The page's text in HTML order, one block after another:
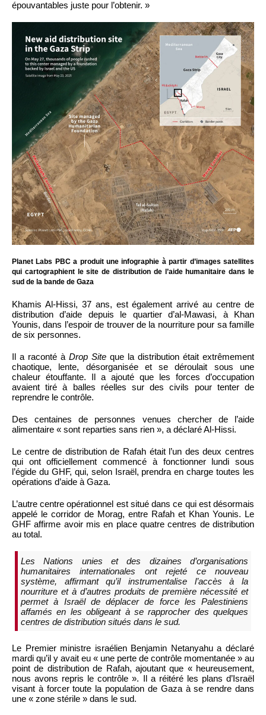
épouvantables juste pour l’obtenir. »
Planet Labs PBC a produit une infographie à partir d’images satellites
qui cartographient le site de distribution de l’aide humanitaire dans le
sud de la bande de Gaza
Khamis Al-Hissi, 37 ans, est également arrivé au centre de
distribution d’aide depuis le quartier d’al-Mawasi, à Khan
Younis, dans l’espoir de trouver de la nourriture pour sa famille
de six personnes.
Il a raconté à Drop Site que la distribution était extrêmement
chaotique, lente, désorganisée et se déroulait sous une
chaleur étouffante. Il a ajouté que les forces d’occupation
avaient tiré à balles réelles sur des civils pour tenter de
reprendre le contrôle.
Des centaines de personnes venues chercher de l’aide
alimentaire « sont reparties sans rien », a déclaré Al-Hissi.
Le centre de distribution de Rafah était l’un des deux centres
qui ont officiellement commencé à fonctionner lundi sous
l’égide du GHF, qui, selon Israël, prendra en charge toutes les
opérations d’aide à Gaza.
L’autre centre opérationnel est situé dans ce qui est désormais
appelé le corridor de Morag, entre Rafah et Khan Younis. Le
GHF affirme avoir mis en place quatre centres de distribution
au total.
Les Nations unies et des dizaines d’organisations
humanitaires internationales ont rejeté ce nouveau
système, affirmant qu’il instrumentalise l’accès à la
nourriture et à d’autres produits de première nécessité et
permet à Israël de déplacer de force les Palestiniens
affamés en les obligeant à se rapprocher des quelques
centres de distribution situés dans le sud.
Le Premier ministre israélien Benjamin Netanyahu a déclaré
mardi qu’il y avait eu « une perte de contrôle momentanée » au
point de distribution de Rafah, ajoutant que « heureusement,
nous avons repris le contrôle ». Il a réitéré les plans d’Israël
visant à forcer toute la population de Gaza à se rendre dans
une « zone stérile » dans le sud.